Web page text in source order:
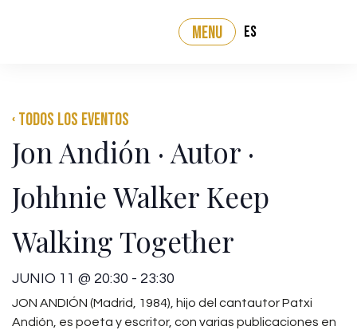
MENU ES
‹ Todos los eventos
Jon Andión · Autor ·
Johhnie Walker Keep
Walking Together
JUNIO 11 @ 20:30 - 23:30
JON ANDIÓN (Madrid, 1984), hijo del cantautor Patxi
Andión, es poeta y escritor, con varias publicaciones en